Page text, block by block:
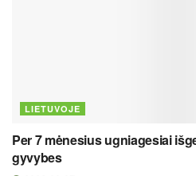
LIETUVOJE
Per 7 mėnesius ugniagesiai
gyvybes